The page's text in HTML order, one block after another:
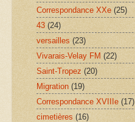
Correspondance XXe (25)
43 (24)
versailles (23)
Vivarais-Velay FM (22)
Saint-Tropez (20)
Migration (19)
Correspondance XVIIIe (17)
cimetières (16)